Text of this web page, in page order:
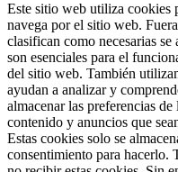
Este sitio web utiliza cookies
navega por el sitio web.
clasifican como necesarias
son esenciales para el
del sitio web. También
ayudan a analizar y
almacenar las preferencias
contenido y anuncios que
Estas cookies solo se
consentimiento para hacerlo.